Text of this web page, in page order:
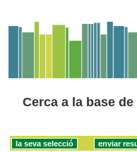
Cerca a la base